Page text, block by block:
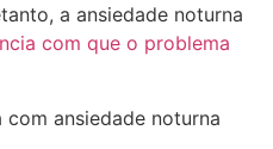
a ansiedade noturna
com que o problema